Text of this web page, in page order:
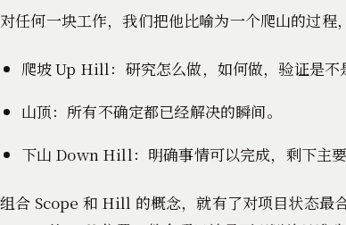
对任何一块工作，我们把他比喻为一个爬山的过
爬坡 Up Hill：研究怎么做，如何做，验证是不
山顶：所有不确定都已经解决的瞬间。
下山 Down Hill：明确事情可以完成，剩下主要
组合 Scope 和 Hill 的概念，就有了对项目状态最